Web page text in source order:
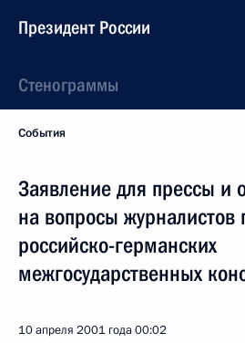
Президент России
Стенограммы
События
Заявление для прессы и
на вопросы журналистов
российско-германских
межгосударственных
10 апреля 2001 года00:02